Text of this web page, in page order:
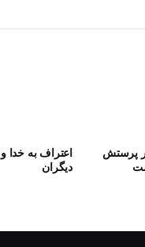
پرستش
اعتراف به خدا و
دیگران